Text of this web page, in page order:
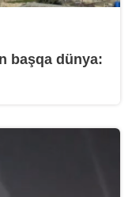
başqa dünya: